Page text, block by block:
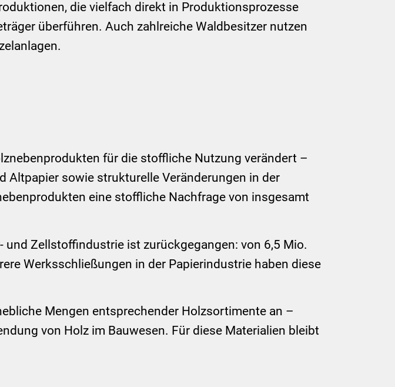
die vielfach direkt in Produktionsprozesse
überführen. Auch zahlreiche Waldbesitzer nutzen
für die stoffliche Nutzung verändert –
Altpapier sowie strukturelle Veränderungen in der
eine stoffliche Nachfrage von insgesamt
Zellstoffindustrie ist zurückgegangen: von 6,5 Mio.
Werksschließungen in der Papierindustrie haben diese
Mengen entsprechender Holzsortimente an –
von Holz im Bauwesen. Für diese Materialien bleibt